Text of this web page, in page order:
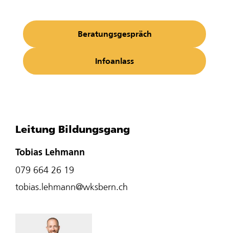
Beratungsgespräch
Infoanlass
Leitung Bildungsgang
Tobias Lehmann
079 664 26 19
tobias.lehmann@wksbern.ch